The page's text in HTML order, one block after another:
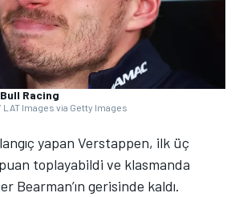
Racing
Images via Getty Images
yapan Verstappen, ilk üç
puan toplayabildi ve klasmanda
Bearman’ın gerisinde kaldı.